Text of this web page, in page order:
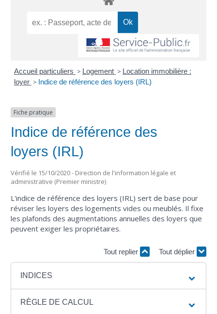
Accueil particuliers > Logement > Location immobilière :
loyer > Indice de référence des loyers (IRL)
Fiche pratique
Indice de référence des
loyers (IRL)
Vérifié le 15/10/2020 - Direction de l'information légale et
administrative (Premier ministre)
L'indice de référence des loyers (IRL) sert de base pour
réviser les loyers des logements vides ou meublés. Il fixe
les plafonds des augmentations annuelles des loyers que
peuvent exiger les propriétaires.
Tout replier Tout déplier
INDICES
RÈGLE DE CALCUL